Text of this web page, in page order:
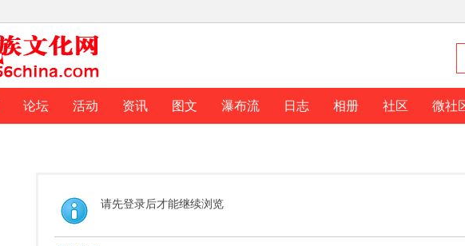
论坛 活动 资讯 图文 瀑布流 日志 相册 社区 微社
请先登录后才能继续浏览